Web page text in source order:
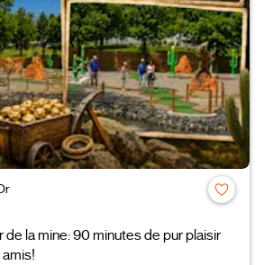
de la mine: 90 minutes de pur plaisir